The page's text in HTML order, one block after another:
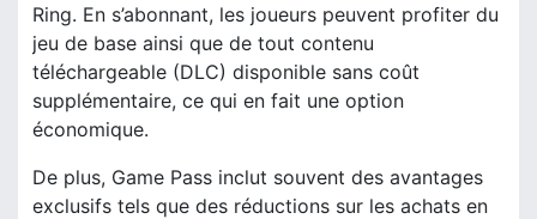
Ring. En s’abonnant, les joueurs peuvent profiter du
jeu de base ainsi que de tout contenu
téléchargeable (DLC) disponible sans coût
supplémentaire, ce qui en fait une option
économique.
De plus, Game Pass inclut souvent des avantages
exclusifs tels que des réductions sur les achats en